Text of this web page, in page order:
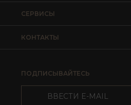
КОНТАКТЫ
СЕРВИСЫ
ПОДПИСЫВАЙТЕСЬ
ВВЕСТИ E-MAIL